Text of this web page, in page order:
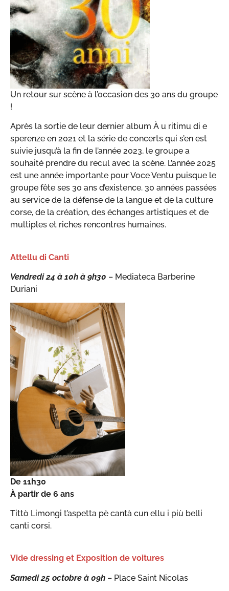
Un retour sur scène à l’occasion des 30 ans du groupe
!
Après la sortie de leur dernier album À u ritimu di e
sperenze en 2021 et la série de concerts qui s’en est
suivie jusqu’à la fin de l’année 2023, le groupe a
souhaité prendre du recul avec la scène. L’année 2025
est une année importante pour Voce Ventu puisque le
groupe fête ses 30 ans d’existence. 30 années passées
au service de la défense de la langue et de la culture
corse, de la création, des échanges artistiques et de
multiples et riches rencontres humaines.
Attellu di Canti
Vendredi 24 à 10h à 9h30 – Mediateca Barberine
Duriani
De 11h30
À partir de 6 ans
Tittò Limongi t’aspetta pè cantà cun ellu i più belli
canti corsi.
Vide dressing et Exposition de voitures
Samedi 25 octobre à 09h – Place Saint Nicolas